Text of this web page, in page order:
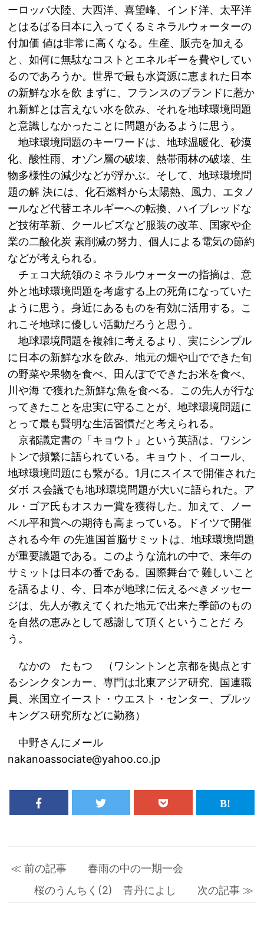
ーロッパ大陸、大西洋、喜望峰、インド洋、太平洋
とはるばる日本に入ってくるミネラルウォーターの
付加価 値は非常に高くなる。生産、販売を加える
と、如何に無駄なコストとエネルギーを費やしてい
るのであろうか。世界で最も水資源に恵まれた日本
の新鮮な水を飲 まずに、フランスのブランドに惹か
れ新鮮とは言えない水を飲み、それを地球環境問題
と意識しなかったことに問題があるように思う。
地球環境問題のキーワードは、地球温暖化、砂漠
化、酸性雨、オゾン層の破壊、熱帯雨林の破壊、生
物多様性の減少などが浮かぶ。そして、地球環境問
題の解 決には、化石燃料から太陽熱、風力、エタノ
ールなど代替エネルギーへの転換、ハイブレッドな
ど技術革新、クールビズなど服装の改革、国家や企
業の二酸化炭 素削減の努力、個人による電気の節約
などが考えられる。
チェコ大統領のミネラルウォーターの指摘は、意
外と地球環境問題を考慮する上の死角になっていた
ように思う。身近にあるものを有効に活用する。こ
れこそ地球に優しい活動だろうと思う。
地球環境問題を複雑に考えるより、実にシンプル
に日本の新鮮な水を飲み、地元の畑や山でできた旬
の野菜や果物を食べ、田んぼでできたお米を食べ、
川や海 で獲れた新鮮な魚を食べる。この先人が行な
ってきたことを忠実に守ることが、地球環境問題に
とって最も賢明な生活習慣だと考えられる。
京都議定書の「キョウト」という英語は、ワシン
トンで頻繁に語られている。キョウト、イコール、
地球環境問題にも繋がる。1月にスイスで開催された
ダボ ス会議でも地球環境問題が大いに語られた。ア
ル・ゴア氏もオスカー賞を獲得した。加えて、ノー
ベル平和賞への期待も高まっている。ドイツで開催
される今年 の先進国首脳サミットは、地球環境問題
が重要議題である。このような流れの中で、来年の
サミットは日本の番である。国際舞台で 難しいこと
を語るより、今、日本が地球に伝えるべきメッセー
ジは、先人が教えてくれた地元で出来た季節のもの
を自然の恵みとして感謝して頂くということだ ろ
う。
なかの たもつ （ワシントンと京都を拠点とす
るシンクタンカー、専門は北東アジア研究、国連職
員、米国立イースト・ウエスト・センター、ブルッ
キングス研究所などに勤務）
中野さんにメール
nakanoassociate@yahoo.co.jp
≪ 前の記事 春雨の中の一期一会
桜のうんちく(2) 青丹によし 次の記事 ≫